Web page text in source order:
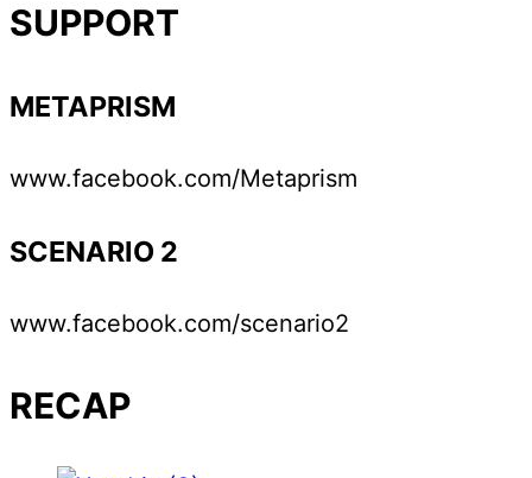
SUPPORT
METAPRISM
www.facebook.com/Metaprism
SCENARIO 2
www.facebook.com/scenario2
RECAP